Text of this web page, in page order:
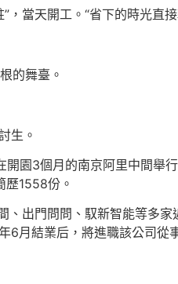
當天開工。“省下的時光直
的舞臺。
生。
開園3個月的南京阿里中間舉
1558份。
出門問問、馭新智能等多
6月結業后，將進職該公司從